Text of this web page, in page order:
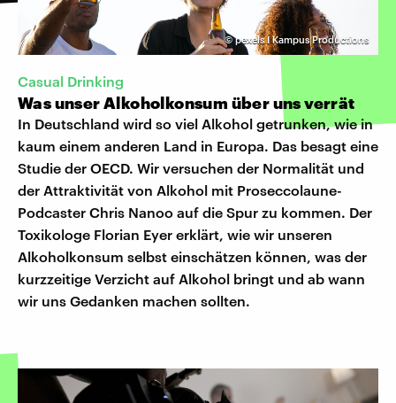
©pexels I Kampus Productions
Casual Drinking
Was unser Alkoholkonsum über uns verrät
In Deutschland wird so viel Alkohol getrunken, wie in
kaum einem anderen Land in Europa. Das besagt eine
Studie der OECD. Wir versuchen der Normalität und
der Attraktivität von Alkohol mit Proseccolaune-
Podcaster Chris Nanoo auf die Spur zu kommen. Der
Toxikologe Florian Eyer erklärt, wie wir unseren
Alkoholkonsum selbst einschätzen können, was der
kurzzeitige Verzicht auf Alkohol bringt und ab wann
wir uns Gedanken machen sollten.